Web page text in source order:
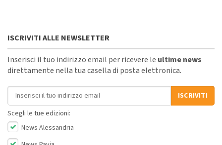
ISCRIVITI ALLE NEWSLETTER
Inserisci il tuo indirizzo email per ricevere le ultime news
direttamente nella tua casella di posta elettronica.
Indirizzo email
ISCRIVITI
Scegli le tue edizioni:
News Alessandria